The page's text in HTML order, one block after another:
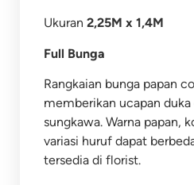
Ukuran 2,25M x 1,4M
Full Bunga
Rangkaian bunga papan
memberikan ucapan
sungkawa. Warna papan,
variasi huruf dapat
tersedia di florist.